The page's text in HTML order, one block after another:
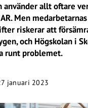
använder allt oftare
Men
riskerar att
och Högskolan i
runt problemet.
januari 2023